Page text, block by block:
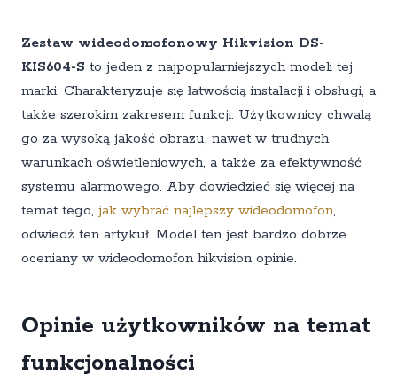
Zestaw wideodomofonowy Hikvision DS-
KIS604-S to jeden z najpopularniejszych modeli tej
marki. Charakteryzuje się łatwością instalacji i obsługi, a
także szerokim zakresem funkcji. Użytkownicy chwalą
go za wysoką jakość obrazu, nawet w trudnych
warunkach oświetleniowych, a także za efektywność
systemu alarmowego. Aby dowiedzieć się więcej na
temat tego, jak wybrać najlepszy wideodomofon,
odwiedź ten artykuł. Model ten jest bardzo dobrze
oceniany w wideodomofon hikvision opinie.
Opinie użytkowników na temat
funkcjonalności